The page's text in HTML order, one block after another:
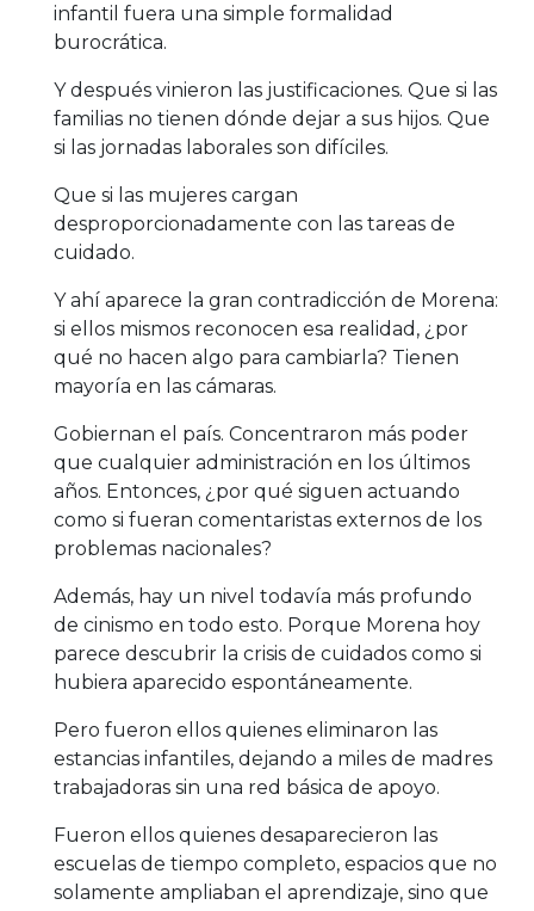
infantil fuera una simple formalidad
burocrática.
Y después vinieron las justificaciones. Que si las
familias no tienen dónde dejar a sus hijos. Que
si las jornadas laborales son difíciles.
Que si las mujeres cargan
desproporcionadamente con las tareas de
cuidado.
Y ahí aparece la gran contradicción de Morena:
si ellos mismos reconocen esa realidad, ¿por
qué no hacen algo para cambiarla? Tienen
mayoría en las cámaras.
Gobiernan el país. Concentraron más poder
que cualquier administración en los últimos
años. Entonces, ¿por qué siguen actuando
como si fueran comentaristas externos de los
problemas nacionales?
Además, hay un nivel todavía más profundo
de cinismo en todo esto. Porque Morena hoy
parece descubrir la crisis de cuidados como si
hubiera aparecido espontáneamente.
Pero fueron ellos quienes eliminaron las
estancias infantiles, dejando a miles de madres
trabajadoras sin una red básica de apoyo.
Fueron ellos quienes desaparecieron las
escuelas de tiempo completo, espacios que no
solamente ampliaban el aprendizaje, sino que